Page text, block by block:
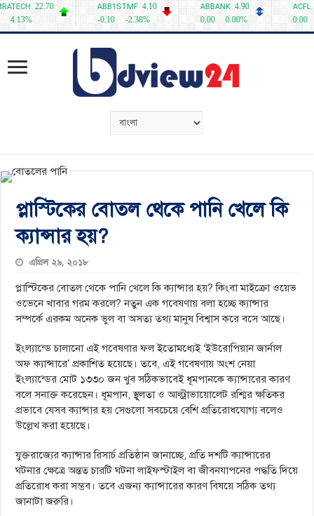
প্লাস্টিকের বোতল থেকে পানি খেলে কি
ক্যান্সার হয়?
এপ্রিল ২৯, ২০১৮
প্লাস্টিকের বোতল থেকে পানি খেলে কি ক্যান্সার হয়? কিংবা মাইক্রো ওয়েভ
ওভেনে খাবার গরম করলে? নতুন এক গবেষণায় বলা হচ্ছে ক্যান্সার
সম্পর্কে এরকম অনেক ভুল বা অসত্য তথ্য মানুষ বিশ্বাস করে বসে আছে।
ইংল্যান্ডে চালানো এই গবেষণার ফল ইতোমধ্যেই ‘ইউরোপিয়ান জার্নাল
অফ ক্যান্সারে’ প্রকাশিত হয়েছে। তবে, এই গবেষণায় অংশ নেয়া
ইংল্যান্ডের মোট ১৩৩০ জন খুব সঠিকভাবেই ধূমপানকে ক্যান্সারের কারণ
বলে সনাক্ত করেছেন। ধূমপান, স্থূলতা ও আল্ট্রাভায়োলেট রশ্মির ক্ষতিকর
প্রভাবে যেসব ক্যান্সার হয় সেগুলো সবচেয়ে বেশি প্রতিরোধযোগ্য বলেও
উল্লেখ করা হয়েছে।
যুক্তরাজ্যের ক্যান্সার রিসার্চ প্রতিষ্ঠান জানাচ্ছে, প্রতি দশটি ক্যান্সারের
ঘটনার ক্ষেত্রে অন্তত চারটি ঘটনা লাইফস্টাইল বা জীবনযাপনের পদ্ধতি দিয়ে
প্রতিরোধ করা সম্ভব। তবে এজন্য ক্যান্সারের কারণ বিষয়ে সঠিক তথ্য
জানাটা জরুরি।